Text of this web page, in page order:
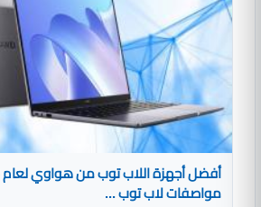
مواصفات لاب توب ...